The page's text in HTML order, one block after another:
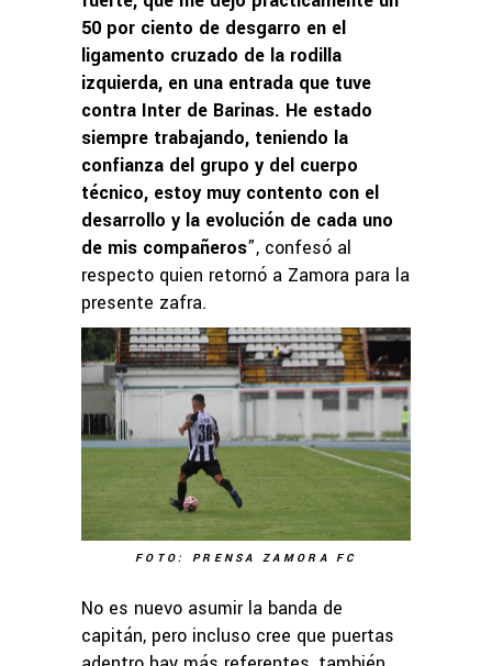
50 por ciento de desgarro en el
ligamento cruzado de la rodilla
izquierda, en una entrada que tuve
contra Inter de Barinas. He estado
siempre trabajando, teniendo la
confianza del grupo y del cuerpo
técnico, estoy muy contento con el
desarrollo y la evolución de cada uno
de mis compañeros”, confesó al
respecto quien retornó a Zamora para la
presente zafra.
FOTO: PRENSA ZAMORA FC
No es nuevo asumir la banda de
capitán, pero incluso cree que puertas